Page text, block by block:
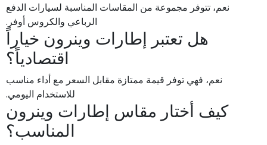
نعم، تتوفر مجموعة من المقاسات المناسبة لسيارات الدفع
الرباعي والكروس أوفر.
هل تعتبر إطارات وينرون خياراً
اقتصادياً؟
نعم، فهي توفر قيمة ممتازة مقابل السعر مع أداء مناسب
للاستخدام اليومي.
كيف أختار مقاس إطارات وينرون
المناسب؟